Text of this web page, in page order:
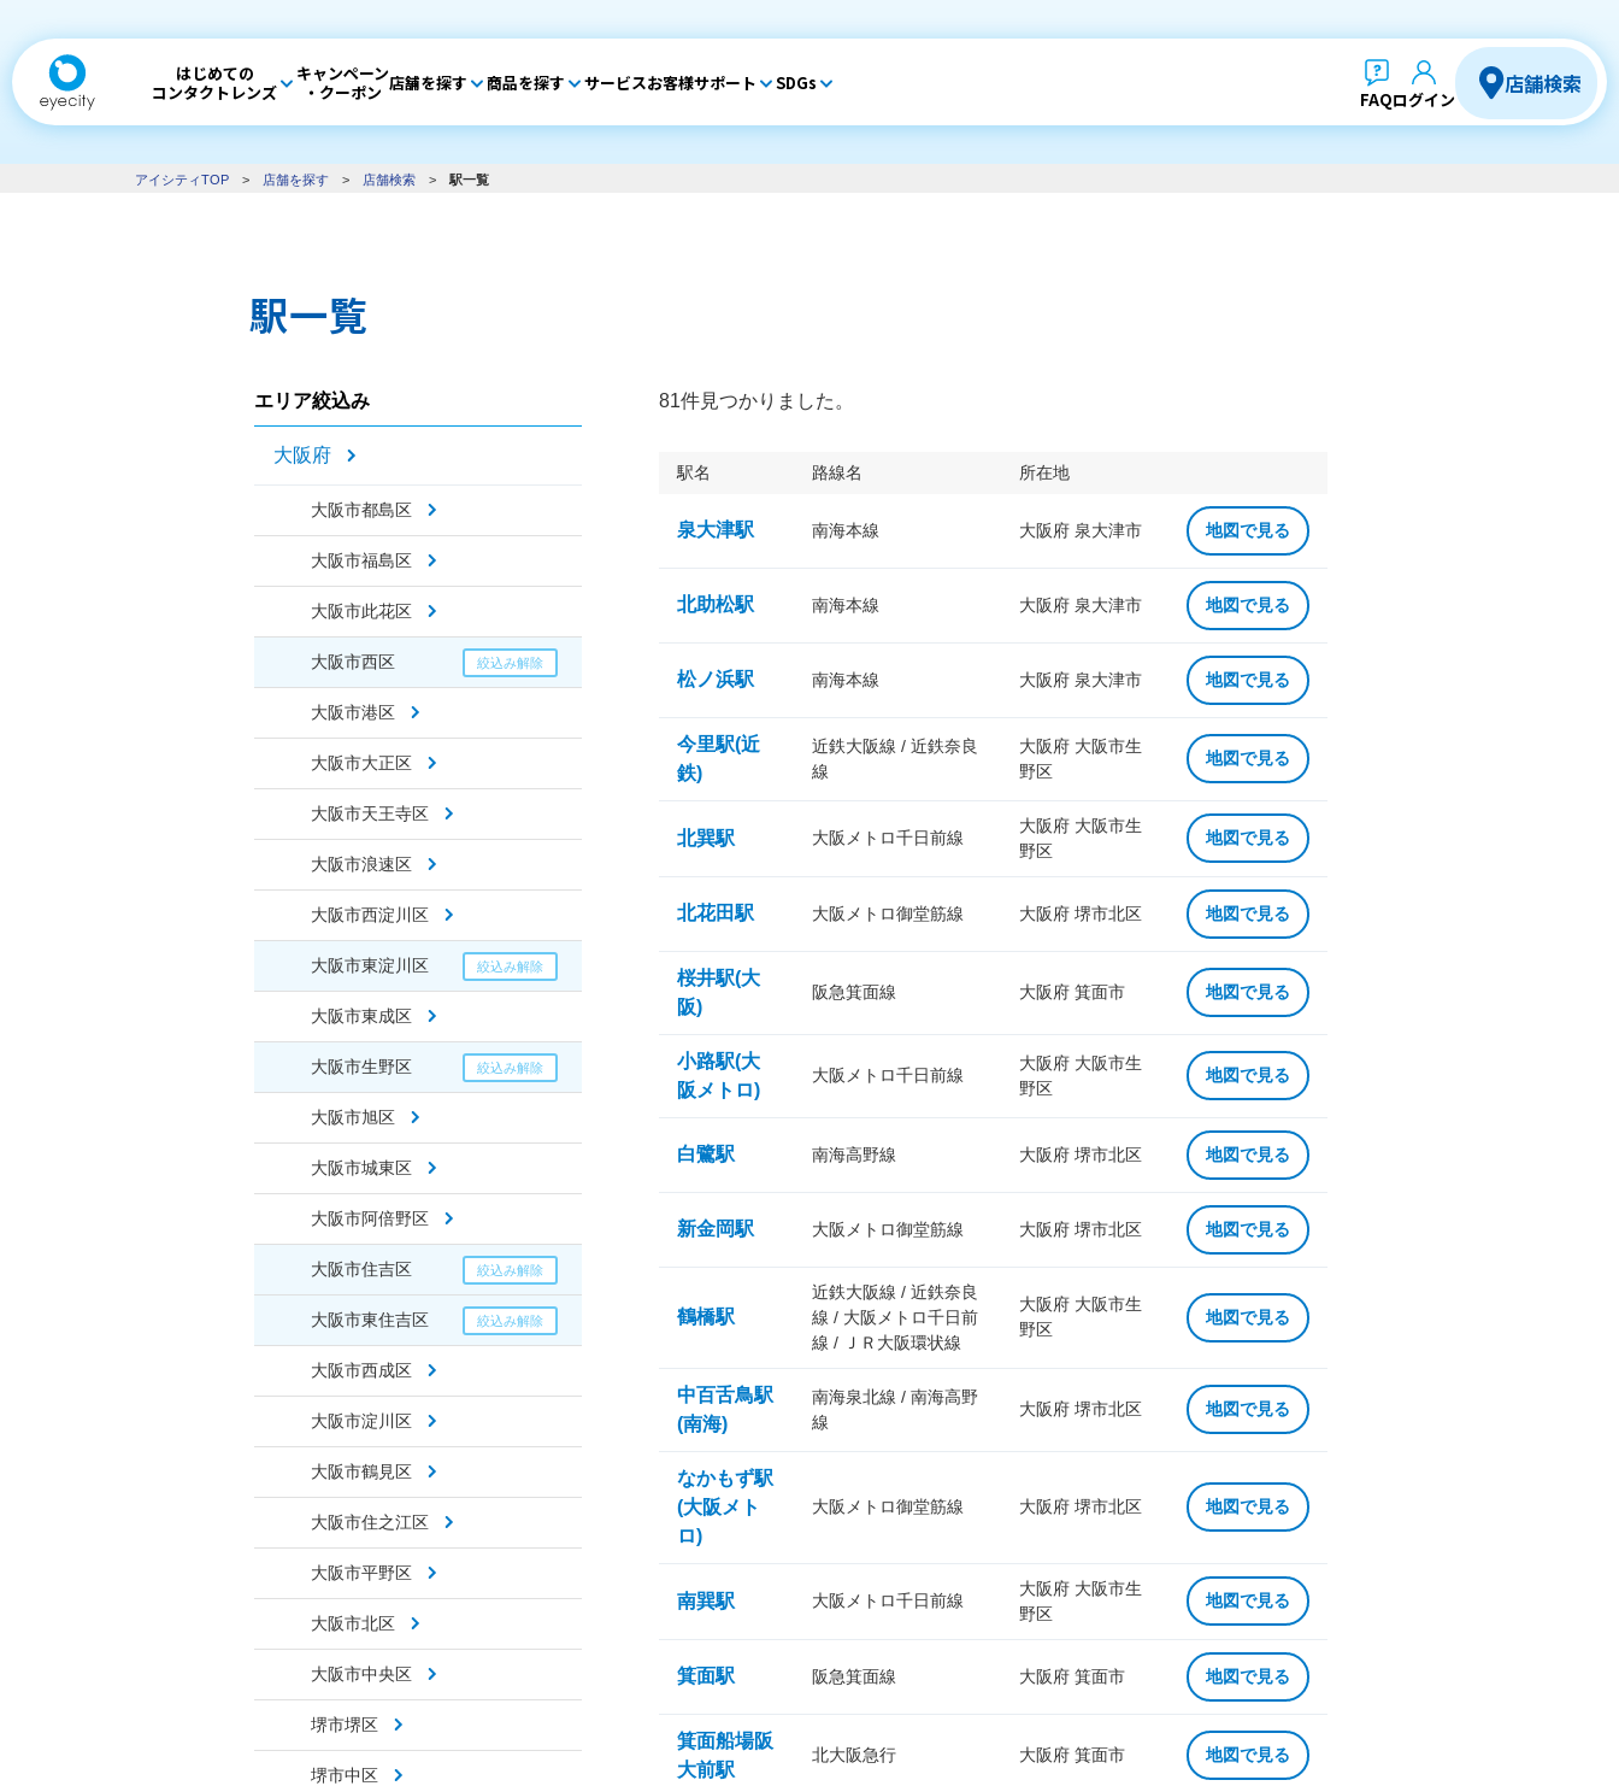
はじめての
コンタクトレンズ
キャンペーン
・クーポン 店舗を探す 商品を探す サービスお客様サポート SDGs
FAQログイン
店舗検索
アイシティTOP > 店舗を探す > 店舗検索 > 駅一覧
駅一覧
エリア絞込み
大阪府
大阪市都島区
大阪市福島区
大阪市此花区
大阪市西区
大阪市港区
大阪市大正区
大阪市天王寺区
大阪市浪速区
大阪市西淀川区
大阪市東淀川区
大阪市東成区
大阪市生野区
大阪市旭区
大阪市城東区
大阪市阿倍野区
大阪市住吉区
大阪市東住吉区
大阪市西成区
大阪市淀川区
大阪市鶴見区
大阪市住之江区
大阪市平野区
大阪市北区
大阪市中央区
堺市堺区
堺市中区
81件見つかりました。
駅名 路線名 所在地
泉大津駅 南海本線 大阪府 泉大津市 地図で見る
北助松駅 南海本線 大阪府 泉大津市 地図で見る
松ノ浜駅 南海本線 大阪府 泉大津市 地図で見る
今里駅(近
鉄)
近鉄大阪線 / 近鉄奈良
線
大阪府 大阪市生
野区
地図で見る
北巽駅 大阪メトロ千日前線
大阪府 大阪市生
野区
地図で見る
北花田駅 大阪メトロ御堂筋線 大阪府 堺市北区 地図で見る
桜井駅(大
阪)
阪急箕面線 大阪府 箕面市 地図で見る
小路駅(大
阪メトロ)
大阪メトロ千日前線
大阪府 大阪市生
野区
地図で見る
白鷺駅 南海高野線 大阪府 堺市北区 地図で見る
新金岡駅 大阪メトロ御堂筋線 大阪府 堺市北区 地図で見る
鶴橋駅
近鉄大阪線 / 近鉄奈良
線 / 大阪メトロ千日前
線 / ＪＲ大阪環状線
大阪府 大阪市生
野区
地図で見る
中百舌鳥駅
(南海)
南海泉北線 / 南海高野
線
大阪府 堺市北区 地図で見る
なかもず駅
(大阪メト
ロ)
大阪メトロ御堂筋線 大阪府 堺市北区 地図で見る
南巽駅 大阪メトロ千日前線
大阪府 大阪市生
野区
地図で見る
箕面駅 阪急箕面線 大阪府 箕面市 地図で見る
箕面船場阪
大前駅
北大阪急行 大阪府 箕面市 地図で見る